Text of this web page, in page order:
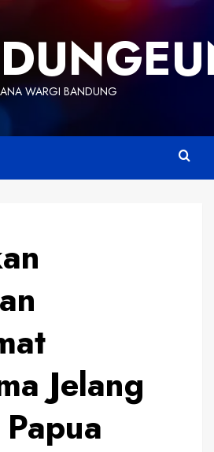
WARGI BANDUNG
Jelang